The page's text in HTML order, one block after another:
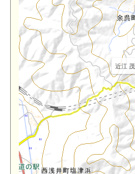
近江